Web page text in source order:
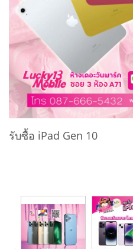
รับซื้อ iPad Gen 10